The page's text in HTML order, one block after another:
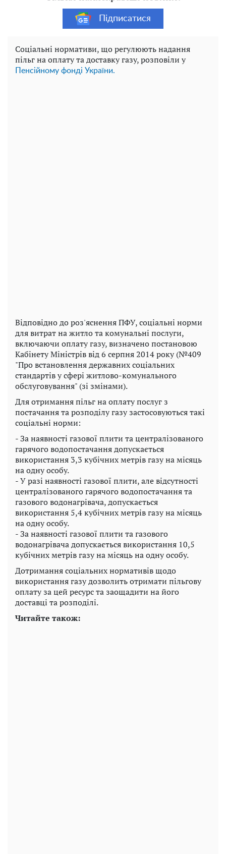
Підписатися
Соціальні нормативи, що регулюють надання
пільг на оплату та доставку газу, розповіли у
Пенсійному фонді України.
Відповідно до роз'яснення ПФУ, соціальні норми
для витрат на житло та комунальні послуги,
включаючи оплату газу, визначено постановою
Кабінету Міністрів від 6 серпня 2014 року (№409
"Про встановлення державних соціальних
стандартів у сфері житлово-комунального
обслуговування" (зі змінами).
Для отримання пільг на оплату послуг з
постачання та розподілу газу застосовуються такі
соціальні норми:
- За наявності газової плити та централізованого
гарячого водопостачання допускається
використання 3,3 кубічних метрів газу на місяць
на одну особу.
- У разі наявності газової плити, але відсутності
централізованого гарячого водопостачання та
газового водонагрівача, допускається
використання 5,4 кубічних метрів газу на місяць
на одну особу.
- За наявності газової плити та газового
водонагрівача допускається використання 10,5
кубічних метрів газу на місяць на одну особу.
Дотримання соціальних нормативів щодо
використання газу дозволить отримати пільгову
оплату за цей ресурс та заощадити на його
доставці та розподілі.
Читайте також: